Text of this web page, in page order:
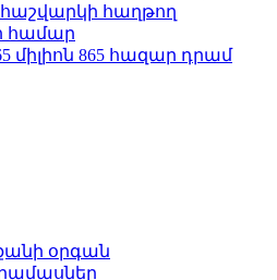
հաղթող
համար
միլիոն 865 հազար դրամ
օրգան